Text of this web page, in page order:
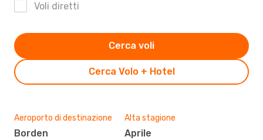
Voli diretti
Cerca Volo + Hotel
Cerca voli
Aeroporto di destinazione
Borden
Alta stagione
aprile